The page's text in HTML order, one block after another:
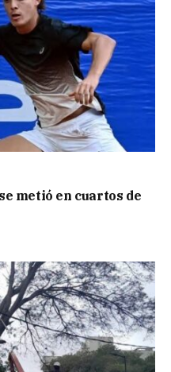
metió en cuartos de